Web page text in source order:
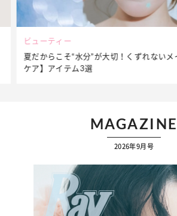
ビューティー
夏だからこそ“水分”が大切！くずれないメイ
ケア】アイテム3選
MAGAZINE
2026年9月号